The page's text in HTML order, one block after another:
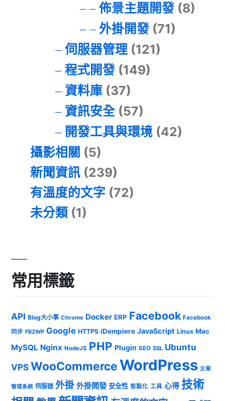
佈景主題開發(8)
外掛開發(71)
伺服器管理(121)
程式開發(149)
資料庫(37)
資訊安全(57)
開發工具與環境(42)
攝影相關 (5)
新聞資訊 (239)
有溫度的文字 (72)
未分類 (1)
常用標籤
API Blog大小事 Chrome Docker ERP Facebook Facebook
同步 FB2WP Google HTTPS iDempiere JavaScript Linux Mac
MySQL Nginx NodeJS PHP Plugin SEO SSL Ubuntu
VPSWooCommerceWordPress 企業
管理系統 伺服器 外掛 外掛開發 安全性 客製化 工具 心得 技術